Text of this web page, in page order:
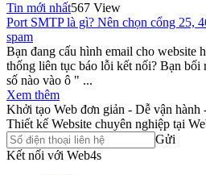
Tin mới nhất567 View
Port SMTP là gì? Nên chọn cổng 25,
spam
Bạn đang cấu hình email cho website
thống liên tục báo lỗi kết nối? Bạn bối
số nào vào ô " ...
Xem thêm
Khởi tạo Web đơn giản - Dễ vận hành
Thiết kế Website chuyên nghiệp tại
Gửi
Kết nối với Web4s